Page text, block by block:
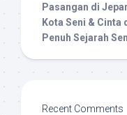
Pasangan di
Kota Seni &
Penuh Sejarah
Recent Comments